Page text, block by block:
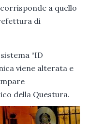
a quello
di
“ID
viene alterata e
della Questura.